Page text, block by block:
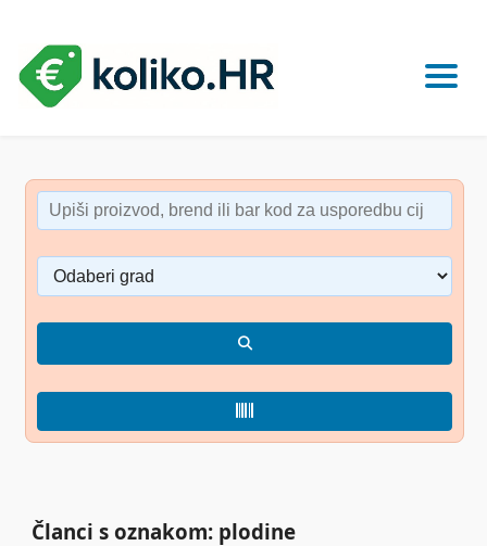
Članci s oznakom: plodine